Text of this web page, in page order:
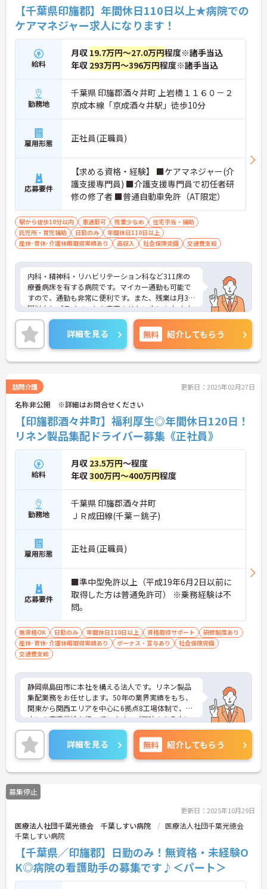
【千葉県印旛郡】年間休日110日以上★病院での
ケアマネジャー求人になります！
給料
月収 19.7万円～27.0万円程度※諸手当込
年収 293万円～396万円程度※諸手当込
勤務地
千葉県 印旛郡酒々井町 上岩橋１１６０－２
京成本線「京成酒々井駅」徒歩10分
雇用形態 正社員(正職員)
応募要件
【求める資格・経験】 ■ケアマネジャー(介
護支援専門員) ■介護支援専門員で初任者研
修の修了者 ■普通自動車免許（AT限定）
駅から徒歩10分以内 車通勤可 残業少なめ
住宅手当・補助
託児所・育児補助
日勤のみ
年間休日110日以上
産休･育休･介護休暇取得実績あり
高収入 社会保険完備 交通費支給
内科・精神科・リハビリテーション科など311床の
療養病床を有する病院です。マイカー通勤も可能で
すので、通勤も非常に便利です。また、残業は月3時
間以内とプライベートを充実させたい方にもおすす
めの求人となっております。
ご興味を持たれた方は、弊社担当コンサルタントま
でお気軽にお問い合わせ下さい。求人情報の詳細や
面接ポイントなどをお話させて頂きます。
詳細を見る 無料 紹介してもらう
訪問介護 更新日：2025年02月27日
名称非公開 ※詳細はお問合せください
【印旛郡酒々井町】福利厚生◎年間休日120日！
リネン製品集配ドライバー募集《正社員》
給料
月収 23.5万円～程度
年収300万円～400万円程度
勤務地
千葉県 印旛郡酒々井町
ＪＲ成田線(千葉－銚子)
雇用形態 正社員(正職員)
応募要件
■準中型免許以上（平成19年6月2日以前に
取得した方は普通免許可） ※乗務経験は不
問。
無資格OK 日勤のみ 年間休日110日以上 資格取得サポート
研修制度あり
産休･育休･介護休暇取得実績あり
ボーナス・賞与あり
社会保険完備
交通費支給
静岡県島田市に本社を構える法人です。リネン製品
集配業務をお任せします。50年の業界実績をもち、
関東から関西エリアを中心に6拠点8工場体制で、リ
ネンの安定供給を行っています。ご興味のある方に
は、面接対策ポイントなど、さらに詳細をお話しい
たしますのでお気軽にご相談ください！
詳細を見る 無料 紹介してもらう
募集停止
更新日：2025年10月29日
医療法人社団千葉光徳会 千葉しすい病院
医療法人社団千葉光徳会
千葉しすい病院
【千葉県／印旛郡】日勤のみ！無資格・未経験O
K◎病院の看護助手の募集です♪＜パート＞